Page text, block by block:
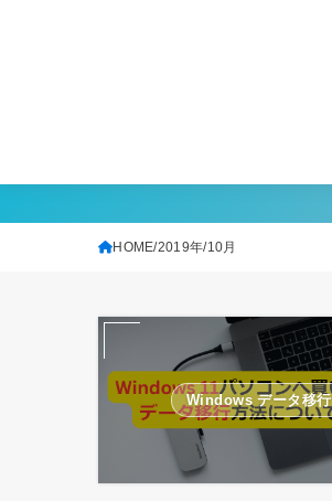
HOME 2019年 10月
Windows データ移行